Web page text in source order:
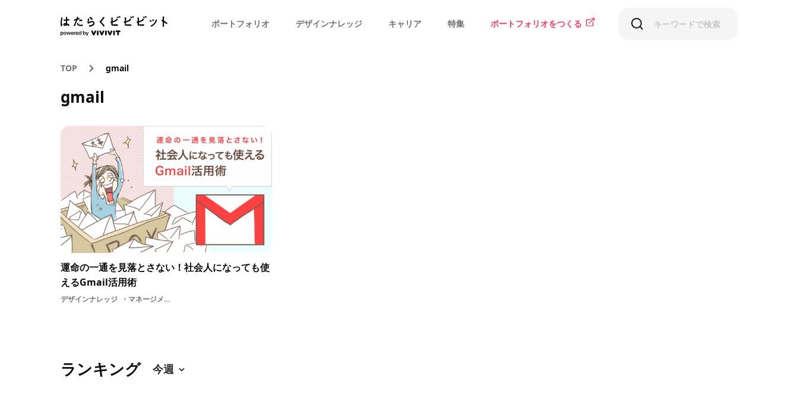
ポートフォリオ デザインナレッジ キャリア 特集 ポートフォリオをつくる
TOP gmail
gmail
運命の一通を見落とさない！社会人になっても使
えるGmail活用術
デザインナレッジ マネージメントメール効率化学生ツールGmail活用術gmailソフト
ランキング